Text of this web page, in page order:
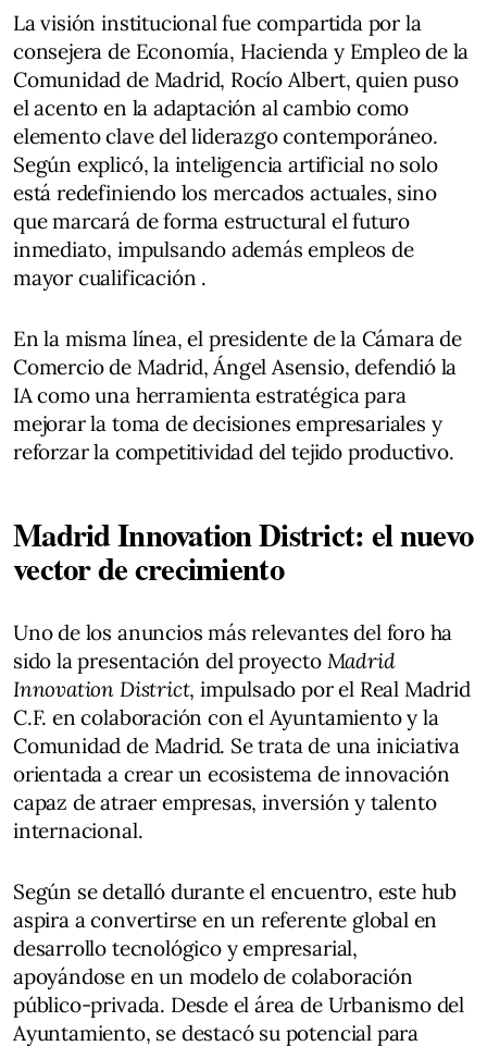
La visión institucional fue compartida por la
consejera de Economía, Hacienda y Empleo de la
Comunidad de Madrid, Rocío Albert, quien puso
el acento en la adaptación al cambio como
elemento clave del liderazgo contemporáneo.
Según explicó, la inteligencia artificial no solo
está redefiniendo los mercados actuales, sino
que marcará de forma estructural el futuro
inmediato, impulsando además empleos de
mayor cualificación .
En la misma línea, el presidente de la Cámara de
Comercio de Madrid, Ángel Asensio, defendió la
IA como una herramienta estratégica para
mejorar la toma de decisiones empresariales y
reforzar la competitividad del tejido productivo.
Madrid Innovation District: el nuevo
vector de crecimiento
Uno de los anuncios más relevantes del foro ha
sido la presentación del proyecto Madrid
Innovation District, impulsado por el Real Madrid
C.F. en colaboración con el Ayuntamiento y la
Comunidad de Madrid. Se trata de una iniciativa
orientada a crear un ecosistema de innovación
capaz de atraer empresas, inversión y talento
internacional.
Según se detalló durante el encuentro, este hub
aspira a convertirse en un referente global en
desarrollo tecnológico y empresarial,
apoyándose en un modelo de colaboración
público-privada. Desde el área de Urbanismo del
Ayuntamiento, se destacó su potencial para